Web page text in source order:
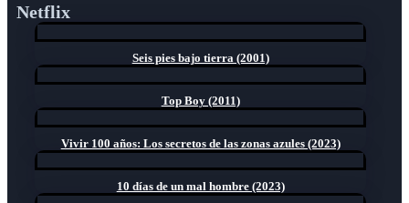
Netflix
Seis pies bajo tierra (2001)
Top Boy (2011)
Vivir 100 años: Los secretos de las zonas azules (2023)
10 días de un mal hombre (2023)